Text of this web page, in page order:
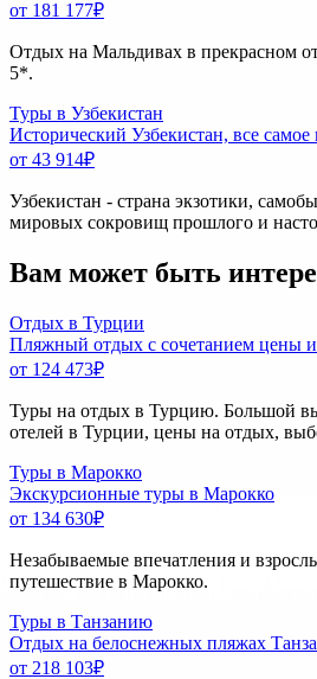
от 181 177₽
Отдых на Мальдивах в прекрасном
5*.
Туры в Узбекистан
Исторический Узбекистан, все самое
от 43 914₽
Узбекистан - страна экзотики,
мировых сокровищ прошлого и
Вам может быть
Отдых в Турции
Пляжный отдых с сочетанием цены и
от 124 473₽
Туры на отдых в Турцию. Большой
отелей в Турции, цены на отдых,
Туры в Марокко
Экскурсионные туры в Марокко
от 134 630₽
Незабываемые впечатления и
путешествие в Марокко.
Туры в Танзанию
Отдых на белоснежных пляжах
от 218 103₽